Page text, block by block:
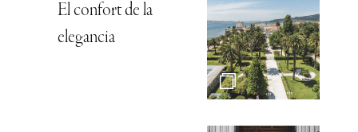
El confort de la
elegancia